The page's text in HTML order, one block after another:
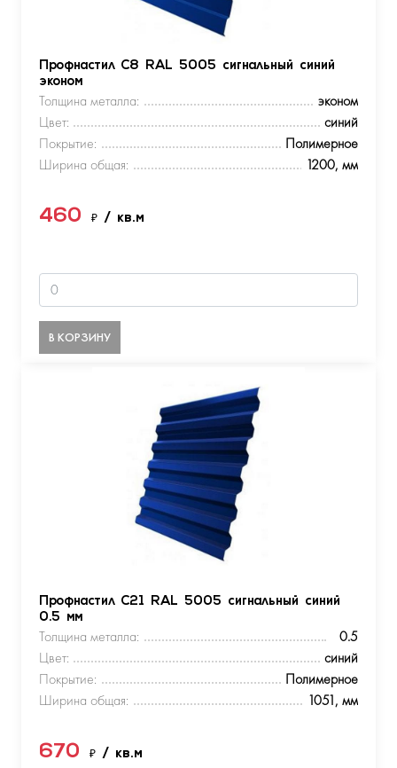
Профнастил С8 RAL 5005 сигнальный синий
эконом
Толщина металла:
эконом
Цвет:
синий
Покрытие:
Полимерное
Ширина общая:
1200, мм
460 ₽ / кв.м
В КОРЗИНУ
Профнастил С21 RAL 5005 сигнальный синий
0.5 мм
Толщина металла:
0.5
Цвет:
синий
Покрытие:
Полимерное
Ширина общая:
1051, мм
670 ₽ / кв.м